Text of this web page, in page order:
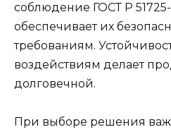
соблюдение ГОСТ Р 51725-
обеспечивает их
требованиям.
воздействиям делает
долговечной.
При выборе решения